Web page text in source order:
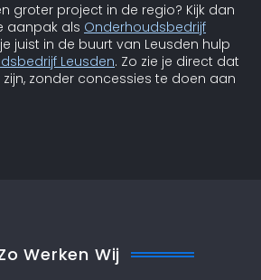
groter project in de regio? Kijk dan
aanpak als Onderhoudsbedrijf
juist in de buurt van Leusden hulp
Leusden. Zo zie je direct dat
zonder concessies te doen aan
Werken Wij